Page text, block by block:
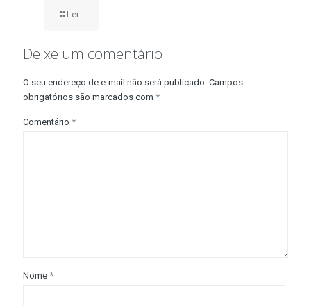
Ler...
Deixe um comentário
O seu endereço de e-mail não será publicado. Campos
obrigatórios são marcados com *
Comentário *
Nome *